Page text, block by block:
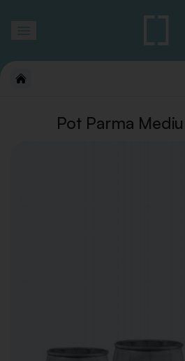
Pot Parma